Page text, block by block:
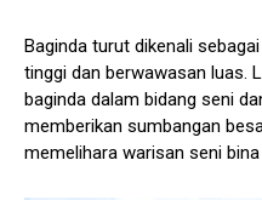
Baginda turut dikenali
tinggi dan berwawasan luas.
baginda dalam bidang seni
memberikan sumbangan
memelihara warisan seni